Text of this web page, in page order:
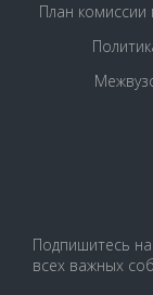
План
Подпишитесь
всех важных